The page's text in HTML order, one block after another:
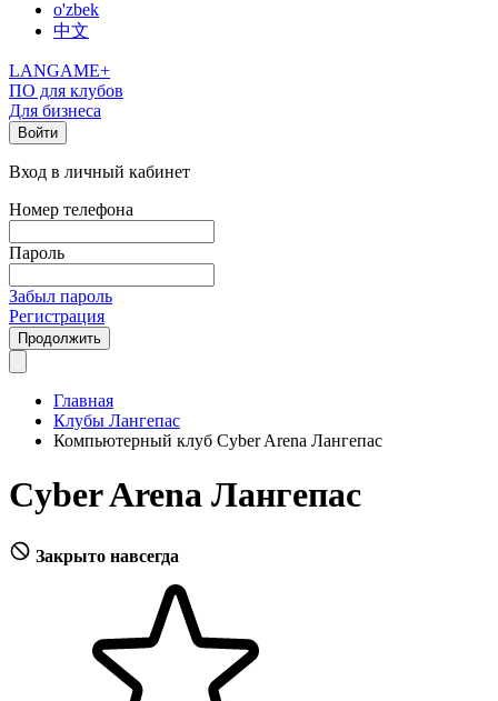
o'zbek
中文
LANGAME+
ПО для клубов
Для бизнеса
Войти
Вход в личный кабинет
Номер телефона
Пароль
Забыл пароль
Регистрация
Продолжить
Главная
Клубы Лангепас
Компьютерный клуб Cyber Arena Лангепас
Cyber Arena Лангепас
Закрыто навсегда